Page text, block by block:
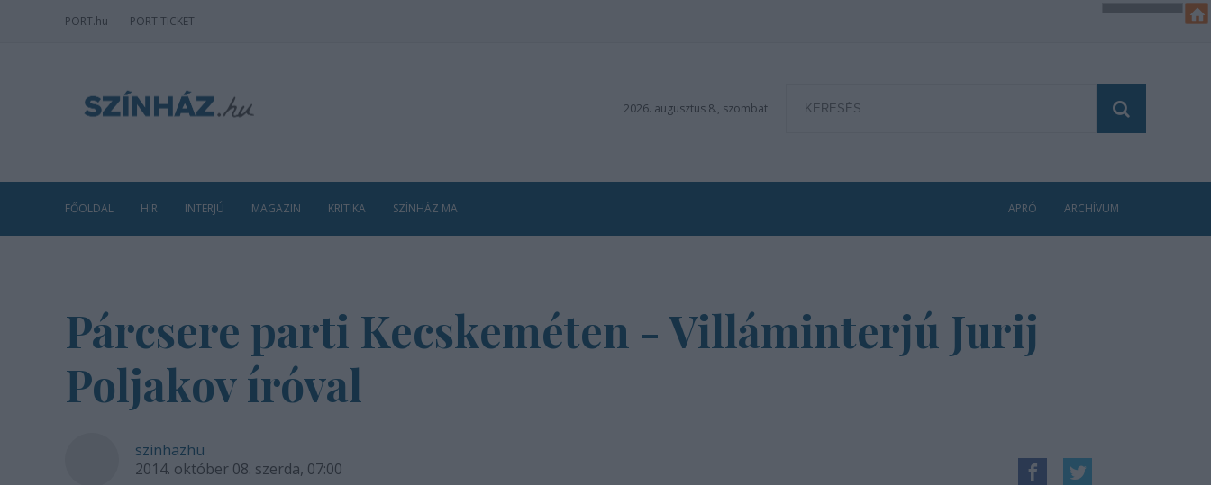
PORT.hu PORT TICKET
2026. augusztus 8., szombat
FŐOLDAL HÍR INTERJÚ MAGAZIN KRITIKA SZÍNHÁZ MA APRÓ ARCHÍVUM
Párcsere parti Kecskeméten - Villáminterjú Jurij
Poljakov íróval
szinhazhu
2014. október 08. szerda, 07:00